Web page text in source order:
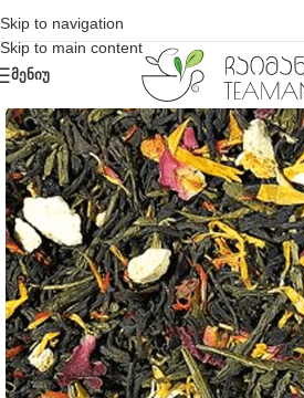
Skip to navigation
Skip to main content
ᲛᲔᲜᲘᲣ